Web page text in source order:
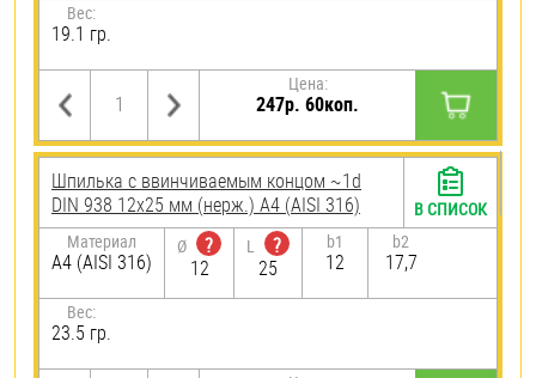
Вес:
19.1 гр.
Цена:
247р. 60коп.
Шпилька c ввинчиваемым концом ~1d
DIN 938 12х25 мм (нерж.) A4 (AISI 316)
Материал
A4 (AISI 316)
Ø
?
12
L
?
25
b1
12
b2
17,7
Вес:
23.5 гр.
В СПИСОК